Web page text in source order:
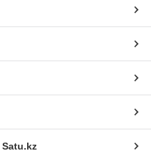
Satu.kz